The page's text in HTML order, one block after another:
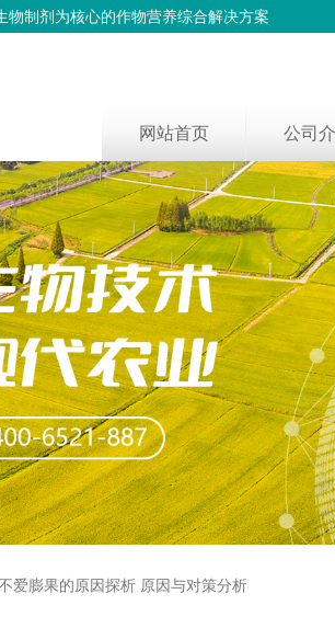
制剂为核心的作物营养综合解决方案
网站首页 公司
爱膨果的原因探析 原因与对策分析